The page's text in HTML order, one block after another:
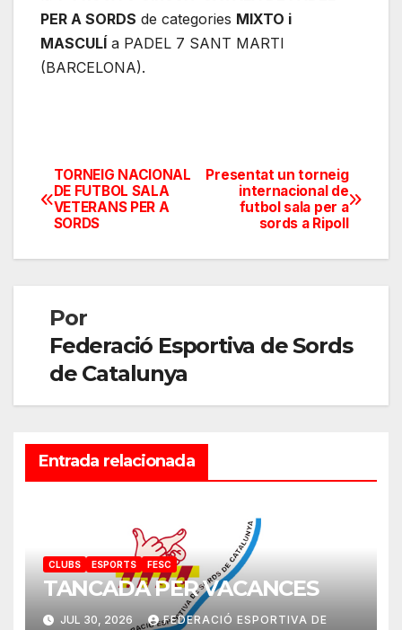
PER A SORDS de categories MIXTO i
MASCULÍ a PADEL 7 SANT MARTI
(BARCELONA).
Navegación
de
entradas
Presentat un torneig
internacional de
futbol sala per a
sords a Ripoll
TORNEIG NACIONAL
DE FUTBOL SALA
VETERANS PER A
SORDS
Por
Federació Esportiva de Sords
de Catalunya
Entrada relacionada
CLUBS ESPORTS FESC
TANCADA PER VACANCES
JUL 30, 2026 FEDERACIÓ ESPORTIVA DE